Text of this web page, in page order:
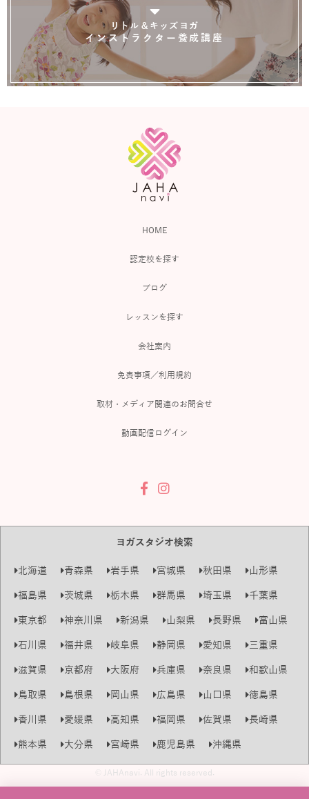
リトル＆キッズヨガ
インストラクター養成講座
HOME
認定校を探す
ブログ
レッスンを探す
会社案内
免責事項／利用規約
取材・メディア関連のお問合せ
動画配信ログイン
ヨガスタジオ検索
北海道 青森県 岩手県 宮城県 秋田県
山形県
福島県
茨城県 栃木県 群馬県 埼玉県
千葉県
東京都
神奈川県 新潟県 山梨県 長野県
富山県
石川県
福井県 岐阜県 静岡県 愛知県
三重県
滋賀県
京都府 大阪府 兵庫県 奈良県
和歌山県
鳥取県
島根県 岡山県 広島県 山口県
徳島県
香川県
愛媛県 高知県 福岡県 佐賀県
長崎県
熊本県
大分県 宮崎県 鹿児島県 沖縄県
© JAHAnavi. All rights reserved.